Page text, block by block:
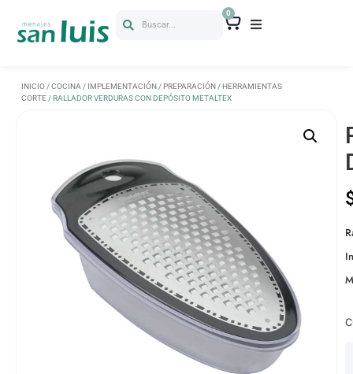
Buscar...
0
INICIO /COCINA / IMPLEMENTACIÓN /PREPARACIÓN /HERRAMIENTAS
CORTE / RALLADOR VERDURAS CON DEPÓSITO METALTEX